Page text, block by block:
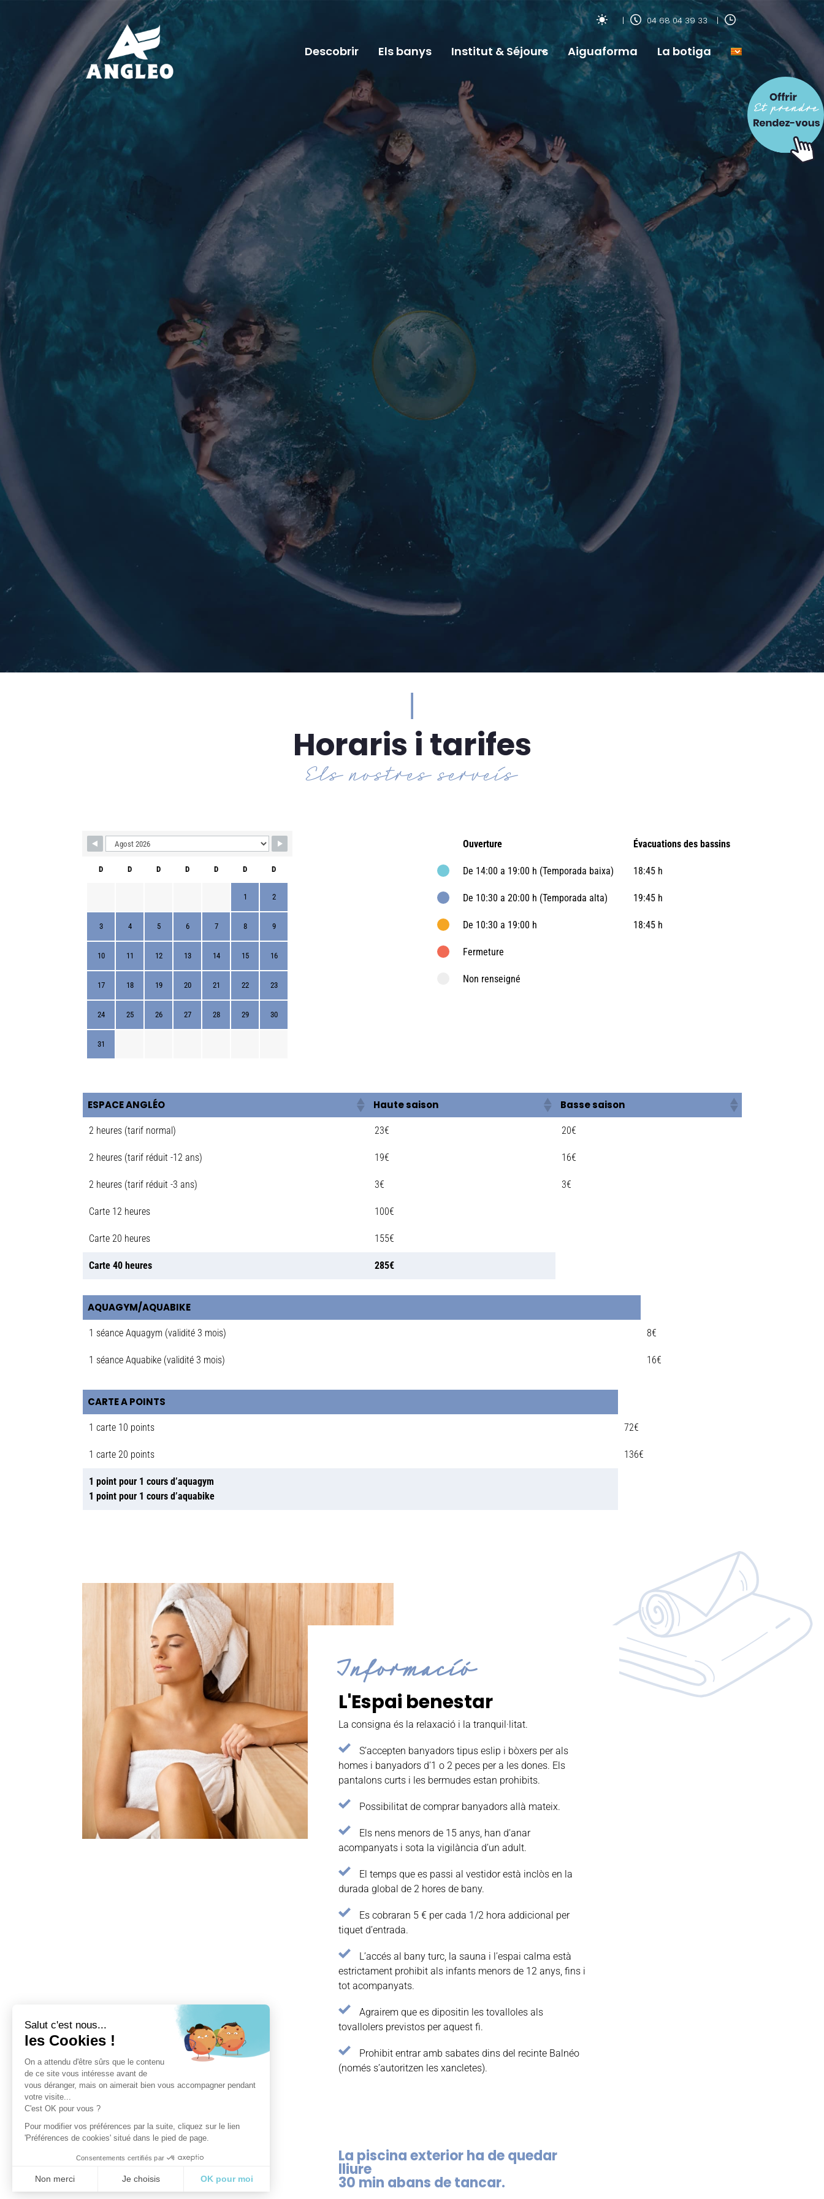
Salut c'est nous...
les Cookies !
On a attendu d'être sûrs que le contenu
de ce site vous intéresse avant de
vous déranger, mais on aimerait bien vous accompagner pendant
votre visite...
C'est OK pour vous ?
Pour modifier vos préférences par la suite, cliquez sur le lien
'Préférences de cookies' situé dans le pied de page.
Consentements certifiés par
Non merci Je choisis OK pour moi
04 68 04 39 33
Descobrir Els banys Institut & Séjours Aiguaforma La botiga
|
Horaris i tarifes
Els nostres serveis
D D D D D D D
1 2
3 4 5 6 7 8 9
10 11 12 13 14 15 16
17 18 19 20 21 22 23
24 25 26 27 28 29 30
31
Ouverture Évacuations des bassins
De 14:00 a 19:00 h (Temporada baixa) 18:45 h
De 10:30 a 20:00 h (Temporada alta) 19:45 h
De 10:30 a 19:00 h 18:45 h
Fermeture
Non renseigné
ESPACE ANGLÉO Haute saison Basse saison
2 heures (tarif normal) 23€ 20€
2 heures (tarif réduit -12 ans) 19€ 16€
2 heures (tarif réduit -3 ans) 3€ 3€
Carte 12 heures 100€
Carte 20 heures 155€
Carte 40 heures 285€
AQUAGYM/AQUABIKE
1 séance Aquagym (validité 3 mois) 8€
1 séance Aquabike (validité 3 mois) 16€
CARTE A POINTS
1 carte 10 points 72€
1 carte 20 points 136€
1 point pour 1 cours d’aquagym
1 point pour 1 cours d’aquabike
Informació
L'Espai benestar
La consigna és la relaxació i la tranquil·litat.
S’accepten banyadors tipus eslip i bòxers per als
homes i banyadors d’1 o 2 peces per a les dones. Els
pantalons curts i les bermudes estan prohibits.
Possibilitat de comprar banyadors allà mateix.
Els nens menors de 15 anys, han d’anar
acompanyats i sota la vigilància d’un adult.
El temps que es passi al vestidor està inclòs en la
durada global de 2 hores de bany.
Es cobraran 5 € per cada 1/2 hora addicional per
tiquet d’entrada.
L’accés al bany turc, la sauna i l’espai calma està
estrictament prohibit als infants menors de 12 anys, fins i
tot acompanyats.
Agrairem que es dipositin les tovalloles als
tovallolers previstos per aquest fi.
Prohibit entrar amb sabates dins del recinte Balnéo
(només s’autoritzen les xancletes).
La piscina exterior ha de quedar
lliure
30 min abans de tancar.